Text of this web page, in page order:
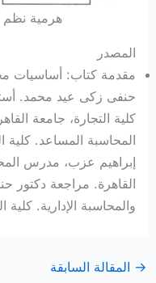
هرمية نظم
المصدر
مقدمة كتاب: أساسيات
حنفى زكى عيد محمد.
كلية التجارة، جامعة
المحاسبة المساعد. كلية
إبراهيم عزب، مدرس
القاهرة. مراجعة دكتور
والمحاسبة الإدارية. كلية
→ المقالة السابقة